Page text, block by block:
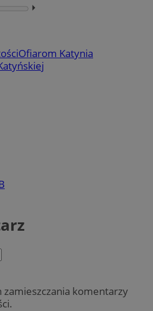
⏵︎
Ofiarom Katynia
komentarzy